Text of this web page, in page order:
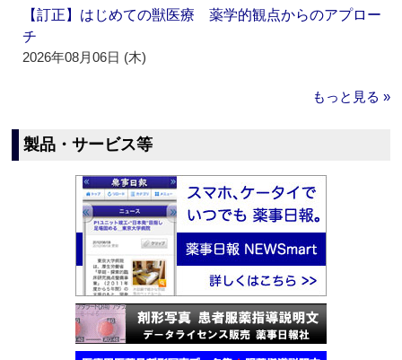
【訂正】はじめての獣医療 薬学的観点からのアプロー
チ
2026年08月06日 (木)
もっと見る »
製品・サービス等